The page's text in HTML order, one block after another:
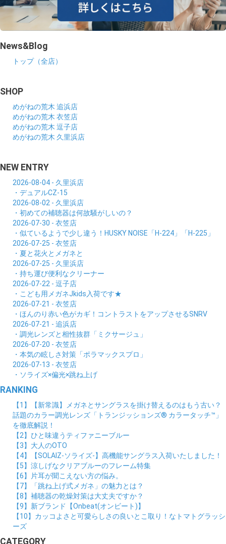
News&Blog
トップ（全店）
SHOP
めがねの荒木 追浜店
めがねの荒木 衣笠店
めがねの荒木 逗子店
めがねの荒木 久里浜店
NEW ENTRY
2026-08-04 - 久里浜店
・デュアルCZ-15
2026-08-02 - 久里浜店
・初めての補聴器は何故騒がしいの？
2026-07-30 - 衣笠店
・似ているようで少し違う！HUSKY NOISE「H-224」「H-225」
2026-07-25 - 衣笠店
・夏と花火とメガネと
2026-07-25 - 久里浜店
・持ち運び便利なクリーナー
2026-07-22 - 逗子店
・こども用メガネJkids入荷です★
2026-07-21 - 衣笠店
・ほんのり赤い色がカギ！コントラストをアップさせるSNRV
2026-07-21 - 追浜店
・調光レンズと相性抜群「ミクサージュ」
2026-07-20 - 衣笠店
・本気の眩しさ対策「ポラマックスプロ」
2026-07-13 - 衣笠店
・ソライズ×偏光×跳ね上げ
RANKING
【1】【新常識】メガネとサングラスを掛け替えるのはもう古い？
話題のカラー調光レンズ「トランジッションズ® カラータッチ™」
を徹底解説！
【2】ひと味違うティファニーブルー
【3】大人のOTO
【4】【SOLAIZ-ソライズ-】高機能サングラス入荷いたしました！
【5】涼しげなクリアブルーのフレーム特集
【6】片耳が聞こえない方の悩み。
【7】「跳ね上げ式メガネ」の魅力とは？
【8】補聴器の乾燥対策は大丈夫ですか？
【9】新ブランド【Onbeat(オンビート)】
【10】カッコよさと可愛らしさの良いとこ取り！なトマトグラッシ
ーズ
CATEGORY